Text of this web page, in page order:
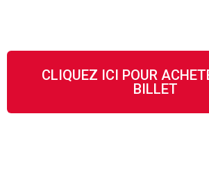
CLIQUEZ ICI POUR
BILLET